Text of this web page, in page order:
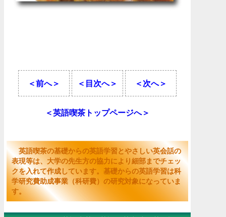
＜前へ＞ ＜目次へ＞ ＜次へ＞
＜英語喫茶トップページへ＞
英語喫茶の基礎からの英語学習とやさしい英会話の
表現等は、大学の先生方の協力により細部までチェッ
クを入れて作成しています。基礎からの英語学習は科
学研究費助成事業（科研費）の研究対象になっていま
す。